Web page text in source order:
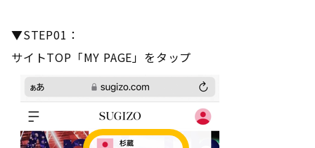
▼STEP01：
サイトTOP「MY PAGE」をタップ